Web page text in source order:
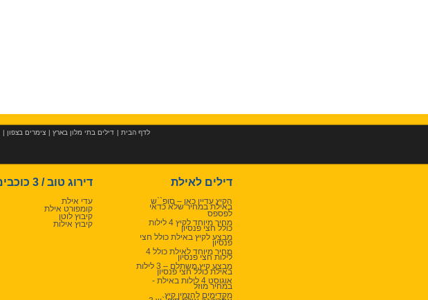
לדף הבית | דילים בתי מלון בארץ | צימרים בצפון |
דילים לאילת
הקיץ עדיין כאן – סופ``ש
באילת במחיר שלא כדאי
לפספס
מחיר מיוחד לקיץ 4 לילות
כולל חצי פנסיון
מבצע לקיץ באילת כולל חצי
פנסיון
מחיר מיוחד לאילת כולל 4
לילות חצי פנסיון
מבצע קיץ משתלם – 3 לילות
באילת כולל חצי פנסיון
אוגוסט 4 לילות באילת -
במחיר מוזל
מקדימים להזמין קיץ
דירוג טוב / 3 כוכבים
עדי אילת
קומפורט אילת
קיבוץ לוטן
קיבוץ אילות